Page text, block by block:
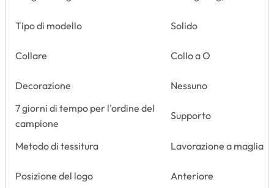
Tipo di modello Solido
Collare Collo a O
Decorazione
Nessuno
7 giorni di tempo per l'ordine del
campione
Supporto
Metodo di tessitura Lavorazione a maglia
Posizione del logo Anteriore